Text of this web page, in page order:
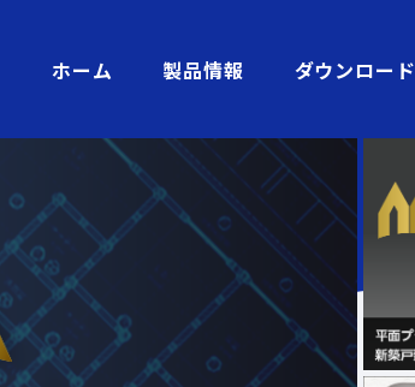
ホーム 製品情報 ダウンロード